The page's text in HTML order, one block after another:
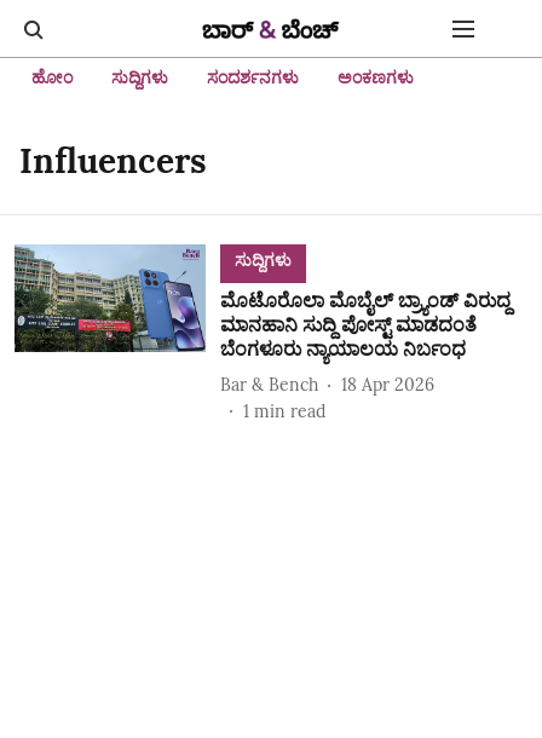
ಹೋಂ ಸುದ್ದಿಗಳು ಸಂದರ್ಶನಗಳು ಅಂಕಣಗಳು
Influencers
ಸುದ್ದಿಗಳು
ಮೊಟೊರೊಲಾ ಮೊಬೈಲ್‌ ಬ್ರ್ಯಾಂಡ್‌ ವಿರುದ್ದ
ಮಾನಹಾನಿ ಸುದ್ದಿ ಪೋಸ್ಟ್‌ ಮಾಡದಂತೆ
ಬೆಂಗಳೂರು ನ್ಯಾಯಾಲಯ ನಿರ್ಬಂಧ
Bar & Bench
18 Apr 2026
1 min read